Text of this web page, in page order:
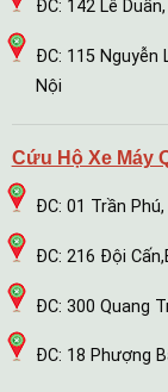
ĐC: 142 Lê
ĐC: 115
Nội
Cứu Hộ Xe Máy
ĐC: 01 Trần
ĐC: 216 Đội
ĐC: 300 Quang
ĐC: 18 Phượng